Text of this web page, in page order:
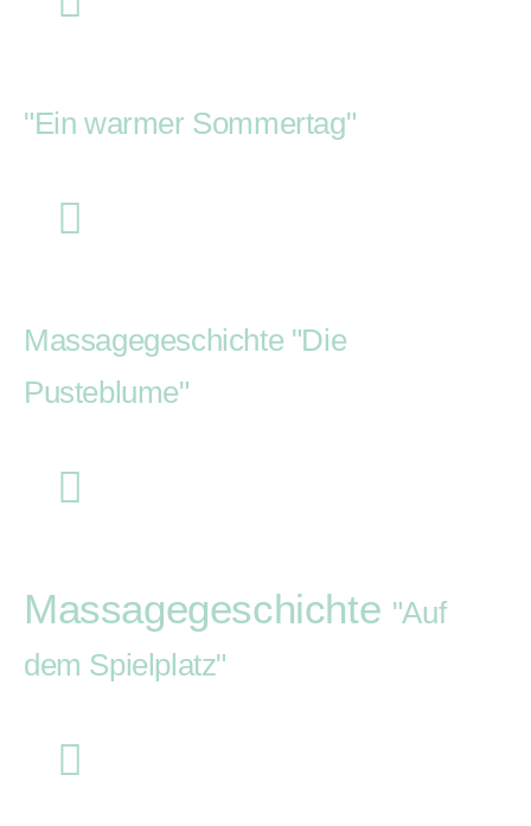
"Ein warmer Sommertag"
Massagegeschichte "Die
Pusteblume"
Massagegeschichte "Auf
dem Spielplatz"